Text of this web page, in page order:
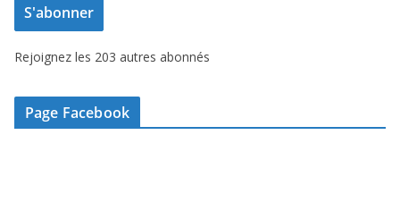
s
e
-
S'abonner
Rejoignez les 203 autres abonnés
Page Facebook